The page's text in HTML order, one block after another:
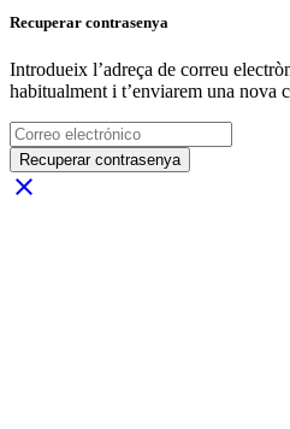
Recuperar contrasenya
Introdueix l’adreça de correu
habitualment i t’enviarem una nova
Recuperar contrasenya
close